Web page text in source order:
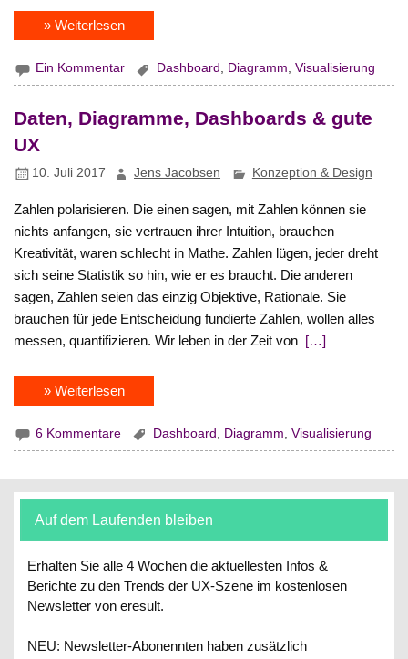
» Weiterlesen
Ein Kommentar Dashboard , Diagramm,Visualisierung
Daten, Diagramme, Dashboards & gute
UX
10. Juli 2017 Jens Jacobsen Konzeption & Design
Zahlen polarisieren. Die einen sagen, mit Zahlen können sie
nichts anfangen, sie vertrauen ihrer Intuition, brauchen
Kreativität, waren schlecht in Mathe. Zahlen lügen, jeder dreht
sich seine Statistik so hin, wie er es braucht. Die anderen
sagen, Zahlen seien das einzig Objektive, Rationale. Sie
brauchen für jede Entscheidung fundierte Zahlen, wollen alles
messen, quantifizieren. Wir leben in der Zeit von […]
» Weiterlesen
6 Kommentare Dashboard Diagramm ,Visualisierung
Auf dem Laufenden bleiben
Erhalten Sie alle 4 Wochen die aktuellesten Infos &
Berichte zu den Trends der UX-Szene im kostenlosen
Newsletter von eresult.
NEU: Newsletter-Abonennten haben zusätzlich